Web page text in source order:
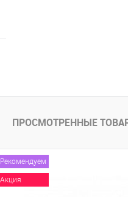
ПРОСМОТРЕННЫЕ
Рекомендуем
Акция